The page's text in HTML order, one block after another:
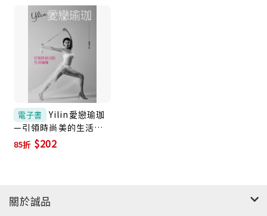
～勾勒S曲線瑜珈
◎加強緊實的核心鍛鍊，肌耐力提升。～深層燃脂瑜珈
◎消除工作壓力與緊張，活力舒壓百分百。～辦公室瑜
◎脊椎強化與舒展，奠定長距揮杆的基礎。～高爾夫瑜
珈
電子書
Yilin愛戀瑜珈
—引領時尚美的生活瑜
珈 (電子書)
85折 $202
關於誠品